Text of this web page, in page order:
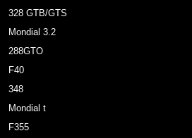
328 GTB/GTS
Mondial 3.2
288GTO
F40
348
Mondial t
F355